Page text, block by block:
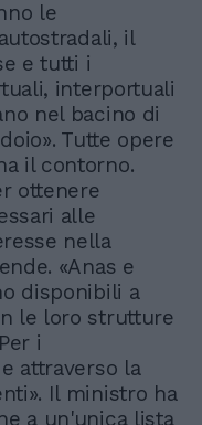
le
il
e tutti i
interportuali
nel bacino di
Tutte opere
il contorno.
ottenere
alle
nella
«Anas e
disponibili a
le loro strutture
i
attraverso la
Il ministro ha
a un'unica lista